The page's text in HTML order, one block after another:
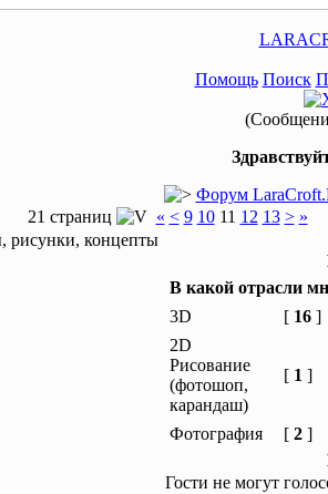
Помощь Поиск
Форум
21 страниц
« < 9 10 11 12 13 > »
рисунки, концепты
В какой отрасли
3D
[ 16 ]
2D
Рисование
(фотошоп,
карандаш)
[ 1 ]
Фотография [ 2 ]
Гости не могут